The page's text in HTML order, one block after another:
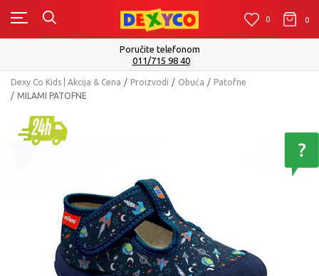
0 0 0
Dexy Co Kids | Akcija & Cena Proizvodi Obuća
Patofne
MILAMI PATOFNE